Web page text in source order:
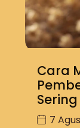
Cara
7